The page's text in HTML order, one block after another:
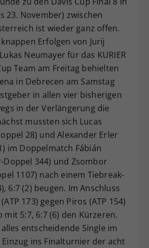
23. November) zwischen
ist wieder ganz offen.
Erfolgen von Jurij
Neumayer für das KURIER
Team am Freitag behielten
in Debrecen am Samstag
in allen vier bisherigen
in der Verlängerung die
mussten sich Lucas
28) und Alexander Erler
im Doppelmatch Fábián
Doppel 344) und Zsombor
1107) nach einem Tiebreak-
6:7 (2) beugen. Im Anschluss
173) gegen Piros (ATP 154)
mit 5:7, 6:7 (6) den Kürzeren.
entscheidende Single im
ins Finalturnier der acht
Wert speichert Ihre Consent-
Unter anderem eine
generierte ID, für die
Speicherung Ihrer
Einstellungen, falls der
Betreiber dies eingestellt